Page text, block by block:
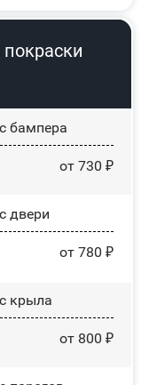
бампера
от 730 ₽
двери
от 780 ₽
крыла
от 800 ₽